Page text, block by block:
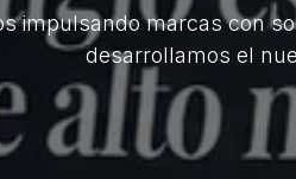
impulsando marcas con
desarrollamos el